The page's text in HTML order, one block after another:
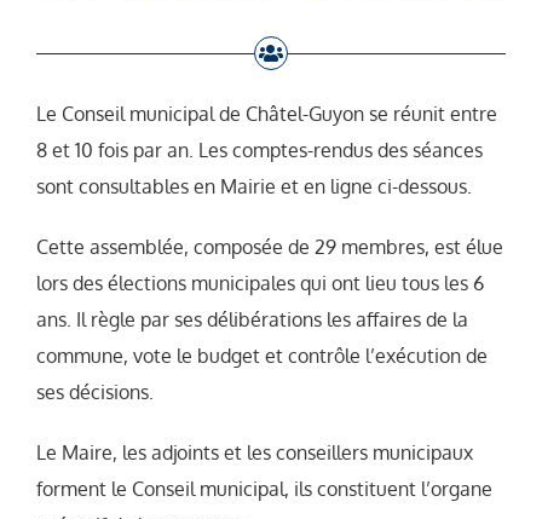
Le Conseil municipal de Châtel-Guyon se réunit entre
8 et 10 fois par an. Les comptes-rendus des séances
sont consultables en Mairie et en ligne ci-dessous.
Cette assemblée, composée de 29 membres, est élue
lors des élections municipales qui ont lieu tous les 6
ans. Il règle par ses délibérations les affaires de la
commune, vote le budget et contrôle l’exécution de
ses décisions.
Le Maire, les adjoints et les conseillers municipaux
forment le Conseil municipal, ils constituent l’organe